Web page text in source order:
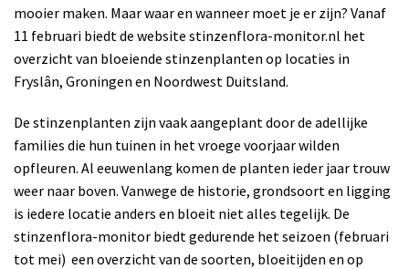
mooier maken. Maar waar en wanneer moet je er zijn? Vanaf
11 februari biedt de website stinzenflora-monitor.nl het
overzicht van bloeiende stinzenplanten op locaties in
Fryslân, Groningen en Noordwest Duitsland.
De stinzenplanten zijn vaak aangeplant door de adellijke
families die hun tuinen in het vroege voorjaar wilden
opfleuren. Al eeuwenlang komen de planten ieder jaar trouw
weer naar boven. Vanwege de historie, grondsoort en ligging
is iedere locatie anders en bloeit niet alles tegelijk. De
stinzenflora-monitor biedt gedurende het seizoen (februari
tot mei) een overzicht van de soorten, bloeitijden en op